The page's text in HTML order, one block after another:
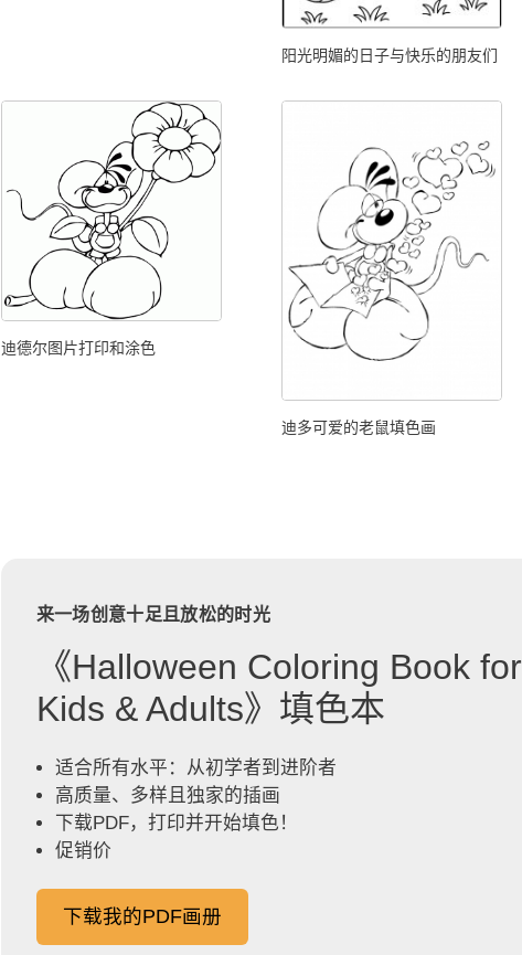
阳光明媚的日子与快乐的朋友们
迪德尔图片打印和涂色
迪多可爱的老鼠填色画
来一场创意十足且放松的时光
《Halloween Coloring Book for
Kids & Adults》填色本
适合所有水平：从初学者到进阶者
高质量、多样且独家的插画
下载PDF，打印并开始填色！
促销价
下载我的PDF画册